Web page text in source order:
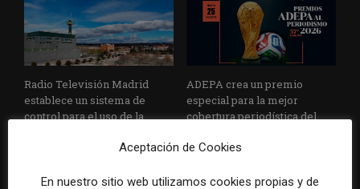
Radio Televisión Madrid
establece un sistema de
control para el uso de la
ADEPA crea un premio
especial para la mejor
cobertura periodística del
Aceptación de Cookies
En nuestro sitio web utilizamos cookies propias y de